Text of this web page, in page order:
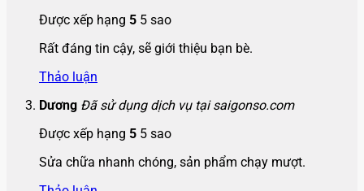
Được xếp hạng 5 5 sao
Rất đáng tin cậy, sẽ giới thiệu bạn bè.
Thảo luận
Dương Đã sử dụng dịch vụ tại saigonso.com
Được xếp hạng 5 5 sao
Sửa chữa nhanh chóng, sản phẩm chạy mượt.